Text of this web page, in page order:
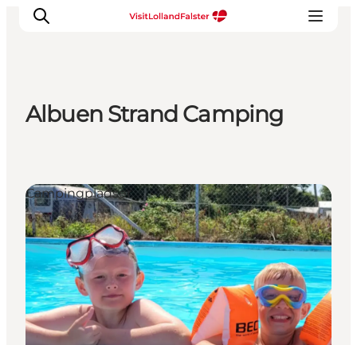
For børn
Kultur
Gastronomi
Planlæg din ferie
Albuen Strand Camping
Campingpladser